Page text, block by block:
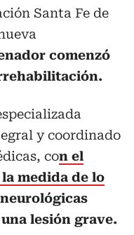
Santa Fe de
comenzó
y coordinado
con el
medida de lo
lesión grave.